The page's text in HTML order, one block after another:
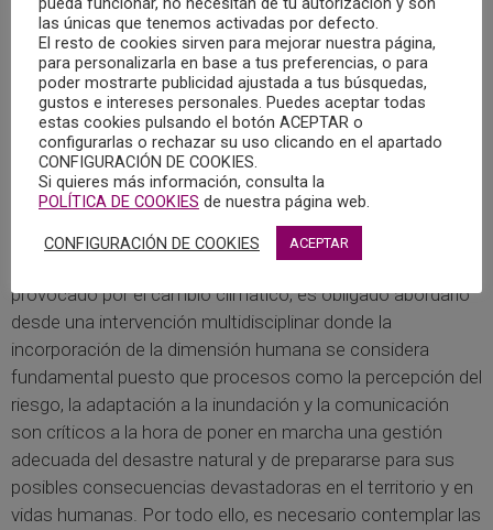
promover una vida saludable como para fomentar la
resiliencia de las comunidades a través de la promoción
de la participación y del sentido de significado. Las
actitudes y hábitos individuales y sociales cobran un papel
importante para influir en las políticas que finalmente se
adoptarán ante la transición ecológica y las necesarias
adaptaciones a un mundo cambiante.
Más en concreto y por lo que se refiere al riesgo de
inundación, como fenómeno frecuente y muy destructivo
provocado por el cambio climático, es obligado abordarlo
desde una intervención multidisciplinar donde la
incorporación de la dimensión humana se considera
fundamental puesto que procesos como la percepción del
riesgo, la adaptación a la inundación y la comunicación
son críticos a la hora de poner en marcha una gestión
adecuada del desastre natural y de prepararse para sus
posibles consecuencias devastadoras en el territorio y en
vidas humanas. Por todo ello, es necesario contemplar las
las únicas que tenemos activadas por defecto.
El resto de cookies sirven para mejorar nuestra página,
para personalizarla en base a tus preferencias, o para
poder mostrarte publicidad ajustada a tus búsquedas,
gustos e intereses personales. Puedes aceptar todas
estas cookies pulsando el botón ACEPTAR o
configurarlas o rechazar su uso clicando en el apartado
CONFIGURACIÓN DE COOKIES.
Si quieres más información, consulta la
POLÍTICA DE COOKIES de nuestra página web.
CONFIGURACIÓN DE COOKIES ACEPTAR